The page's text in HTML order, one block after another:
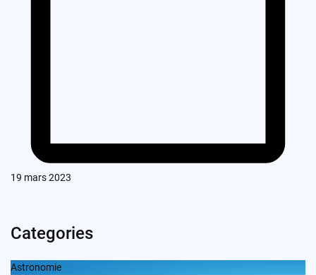
19 mars 2023
Categories
Astronomie